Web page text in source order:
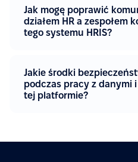
Jak mogę poprawić
działem HR a zespołem
tego systemu HRIS?
Jakie środki
podczas pracy z danymi
tej platformie?